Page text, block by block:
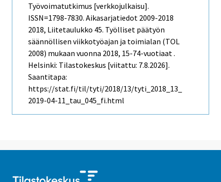
Työvoimatutkimus [verkkojulkaisu].
ISSN=1798-7830. Aikasarjatiedot 2009-2018
2018, Liitetaulukko 45. Työlliset päätyön
säännöllisen viikkotyöajan ja toimialan (TOL
2008) mukaan vuonna 2018, 15-74-vuotiaat .
Helsinki: Tilastokeskus [viitattu: 7.8.2026].
Saantitapa:
https://stat.fi/til/tyti/2018/13/tyti_2018_13_
2019-04-11_tau_045_fi.html